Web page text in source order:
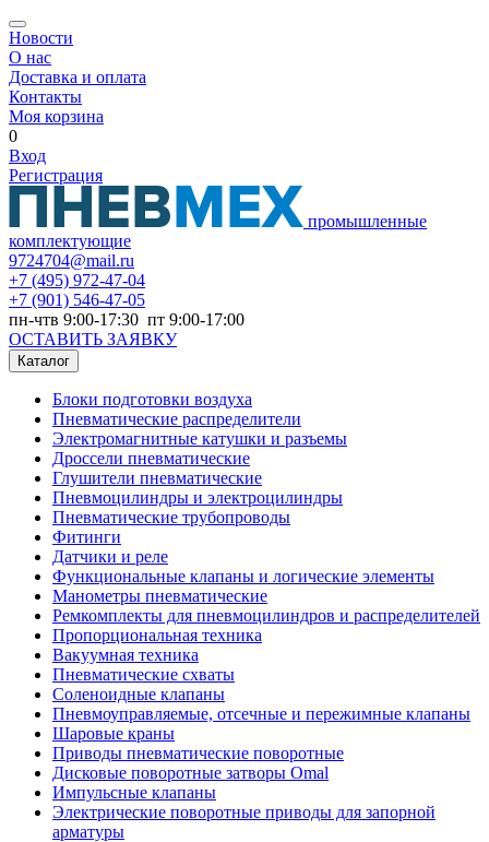
Новости
О нас
Доставка и оплата
Контакты
Моя корзина
0
Вход
Регистрация
промышленные
комплектующие
9724704@mail.ru
+7 (495) 972-47-04
+7 (901) 546-47-05
пн-чтв 9:00-17:30 пт 9:00-17:00
ОСТАВИТЬ ЗАЯВКУ
Каталог
Блоки подготовки воздуха
Пневматические распределители
Электромагнитные катушки и разъемы
Дроссели пневматические
Глушители пневматические
Пневмоцилиндры и электроцилиндры
Пневматические трубопроводы
Фитинги
Датчики и реле
Функциональные клапаны и логические элементы
Манометры пневматические
Ремкомплекты для пневмоцилиндров и распределителей
Пропорциональная техника
Вакуумная техника
Пневматические схваты
Соленоидные клапаны
Пневмоуправляемые, отсечные и пережимные клапаны
Шаровые краны
Приводы пневматические поворотные
Дисковые поворотные затворы Omal
Импульсные клапаны
Электрические поворотные приводы для запорной
арматуры